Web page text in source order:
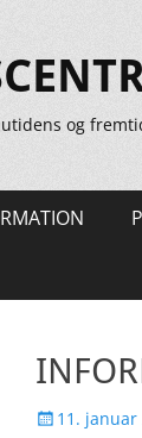
og
Udgivet
11. januar